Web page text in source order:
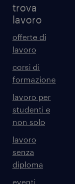
trova
lavoro
offerte di
lavoro
corsi di
formazione
lavoro per
studenti e
non solo
lavoro
senza
diploma
eventi